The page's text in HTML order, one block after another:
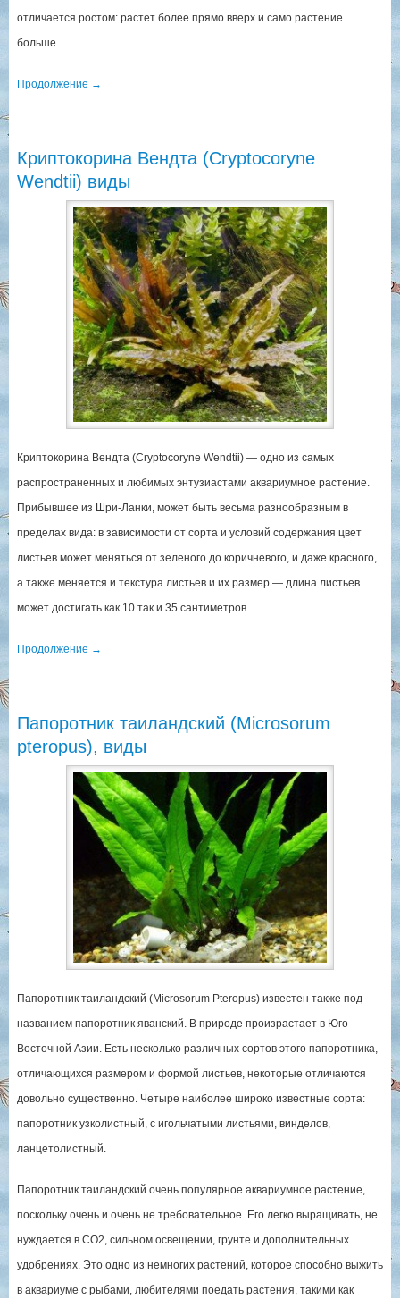
отличается ростом: растет более прямо вверх и само растение
больше.
Продолжение →
Криптокорина Вендта (Cryptocoryne
Wendtii) виды
Криптокорина Вендта (Cryptocoryne Wendtii) — одно из самых
распространенных и любимых энтузиастами аквариумное растение.
Прибывшее из Шри-Ланки, может быть весьма разнообразным в
пределах вида: в зависимости от сорта и условий содержания цвет
листьев может меняться от зеленого до коричневого, и даже красного,
а также меняется и текстура листьев и их размер — длина листьев
может достигать как 10 так и 35 сантиметров.
Продолжение →
Папоротник таиландский (Microsorum
pteropus), виды
Папоротник таиландский (Microsorum Pteropus) известен также под
названием папоротник яванский. В природе произрастает в Юго-
Восточной Азии. Есть несколько различных сортов этого папоротника,
отличающихся размером и формой листьев, некоторые отличаются
довольно существенно. Четыре наиболее широко известные сорта:
папоротник узколистный, с игольчатыми листьями, винделов,
ланцетолистный.
Папоротник таиландский очень популярное аквариумное растение,
поскольку очень и очень не требовательное. Его легко выращивать, не
нуждается в СО2, сильном освещении, грунте и дополнительных
удобрениях. Это одно из немногих растений, которое способно выжить
в аквариуме с рыбами, любителями поедать растения, такими как